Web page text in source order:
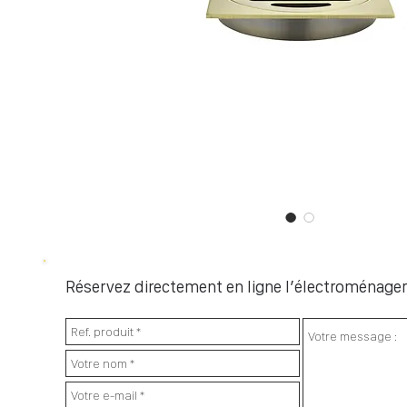
Réservez directement en ligne